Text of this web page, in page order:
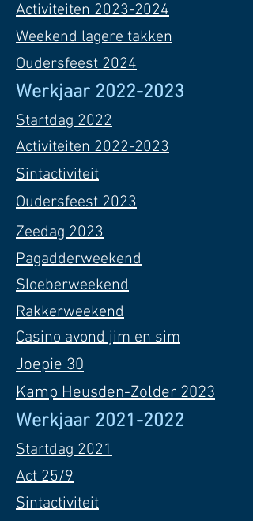
Activiteiten 2023-2024
Weekend lagere takken
Oudersfeest 2024
Werkjaar 2022-2023
Startdag 2022
Activiteiten 2022-2023
Sintactiviteit
Oudersfeest 2023
Zeedag 2023
Pagadderweekend
Sloeberweekend
Rakkerweekend
Casino avond jim en sim
Joepie 30
Kamp Heusden-Zolder 2023
Werkjaar 2021-2022
Startdag 2021
Act 25/9
Sintactiviteit